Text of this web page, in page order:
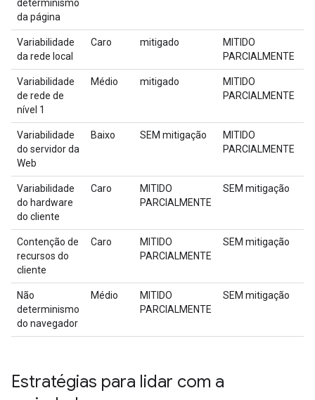
determinismo
da página
Variabilidade
da rede local
Caro mitigado
MITIDO
PARCIALMENTE
Variabilidade
de rede de
nível 1
Médio mitigado
MITIDO
PARCIALMENTE
Variabilidade
do servidor da
Web
Baixo SEM mitigação
MITIDO
PARCIALMENTE
Variabilidade
do hardware
do cliente
Caro
MITIDO
PARCIALMENTE
SEM mitigação
Contenção de
recursos do
cliente
Caro
MITIDO
PARCIALMENTE
SEM mitigação
Não
determinismo
do navegador
Médio
MITIDO
PARCIALMENTE
SEM mitigação
Estratégias para lidar com a